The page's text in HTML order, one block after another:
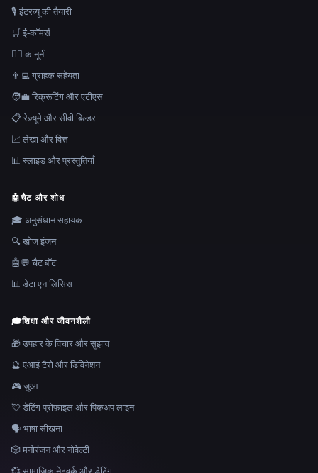
🎙️ इंटरव्यू की तैयारी
🛒 ई-कॉमर्स
👩‍⚖️ कानूनी
👨‍💻 ग्राहक सहेयता
🧑‍💼 रिक्रूटिंग और एटीएस
📋 रेज़्यूमे और सीवी बिल्डर
📈 लेखा और वित्त
📊 स्लाइड और प्रस्तुतियाँ
🤖चैट और शोध
🎓 अनुसंधान सहायक
🔍 खोज इंजन
🤖💬 चैट बॉट
📊 डेटा एनालिसिस
🎓शिक्षा और जीवनशैली
🎁 उपहार के विचार और सुझाव
🔮 एआई टैरो और डिविनेशन
🎮 जुआ
💘 डेटिंग प्रोफ़ाइल और पिकअप लाइन
🗣️ भाषा सीखना
🎲 मनोरंजन और नोवेल्टी